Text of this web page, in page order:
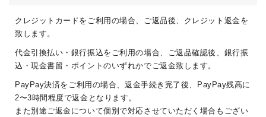
クレジットカードをご利用の場合、ご返品後、クレジット返金を
致します。
代金引換払い・銀行振込をご利用の場合、ご返品確認後、銀行振
込・現金書留・ポイントのいずれかでご返金致します。
PayPay決済をご利用の場合、返金手続き完了後、PayPay残高に
2〜3時間程度で返金となります。
また別途ご返金について個別で対応させていただく場合もござい